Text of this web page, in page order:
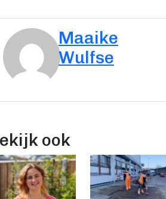
Maaike
Wulfse
ook